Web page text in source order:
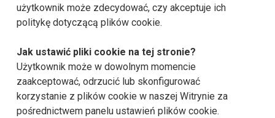
użytkownik może zdecydować, czy akceptuje ich
politykę dotyczącą plików cookie.
Jak ustawić pliki cookie na tej stronie?
Użytkownik może w dowolnym momencie
zaakceptować, odrzucić lub skonfigurować
korzystanie z plików cookie w naszej Witrynie za
pośrednictwem panelu ustawień plików cookie.